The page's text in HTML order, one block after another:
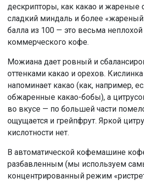
дескрипторы, как какао и жареные
сладкий миндаль и более
балла из 100 — это весьма неплохой
коммерческого кофе.
Можиана дает ровный и
оттенками какао и орехов.
напоминает какао (как, например,
обжаренные какао-бобы), а
во вкусе — по большей части
ощущается и грейпфрут. Яркой
кислотности нет.
В автоматической кофемашине
разбавленным (мы используем
концентрированный режим